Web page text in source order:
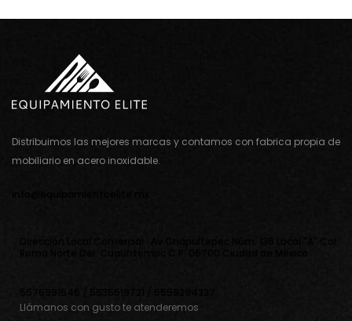
Distribuimos las mejores marcas y contamos con fabrica propia de
mobiliario en acero inoxidable.
Llámanos con gusto te atenderemos